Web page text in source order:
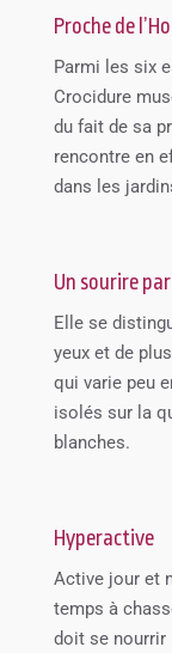
Proche de
Parmi les six
Crocidure
du fait de sa
rencontre en
dans les
Un sourire
Elle se
yeux et de
qui varie peu
isolés sur la
blanches.
Hyperactive
Active jour et
temps à
doit se nourrir